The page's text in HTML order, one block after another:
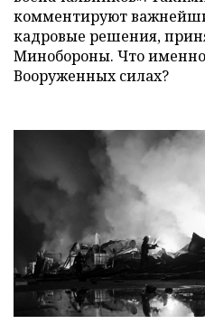
комментируют
кадровые решения,
Минобороны. Что
Вооруженных силах?